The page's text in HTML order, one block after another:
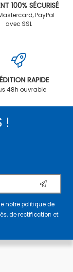
100% SÉCURISÉ
PayPal
avec SSL
RAPIDE
48h ouvrable
!
notrepolitique de
de rectification et